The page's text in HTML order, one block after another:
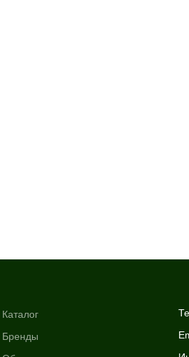
Каталог
Бренды